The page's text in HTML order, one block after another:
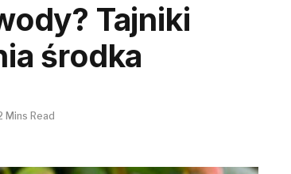
Tajniki
środka
Mins Read